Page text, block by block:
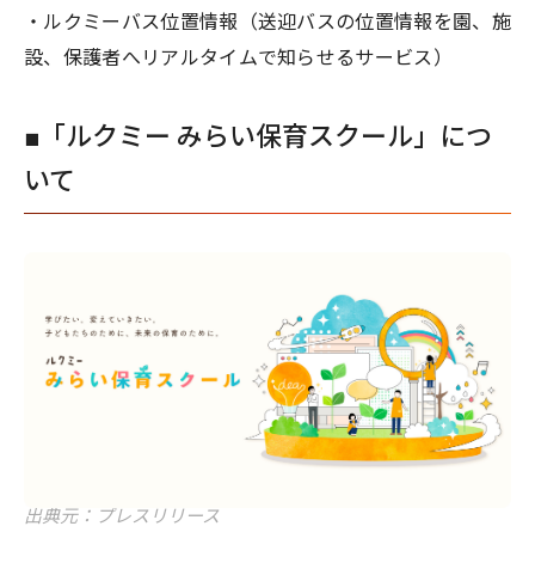
・ルクミーバス位置情報（送迎バスの位置情報を園、施
設、保護者へリアルタイムで知らせるサービス）
■「ルクミー みらい保育スクール」につ
いて
出典元：プレスリリース